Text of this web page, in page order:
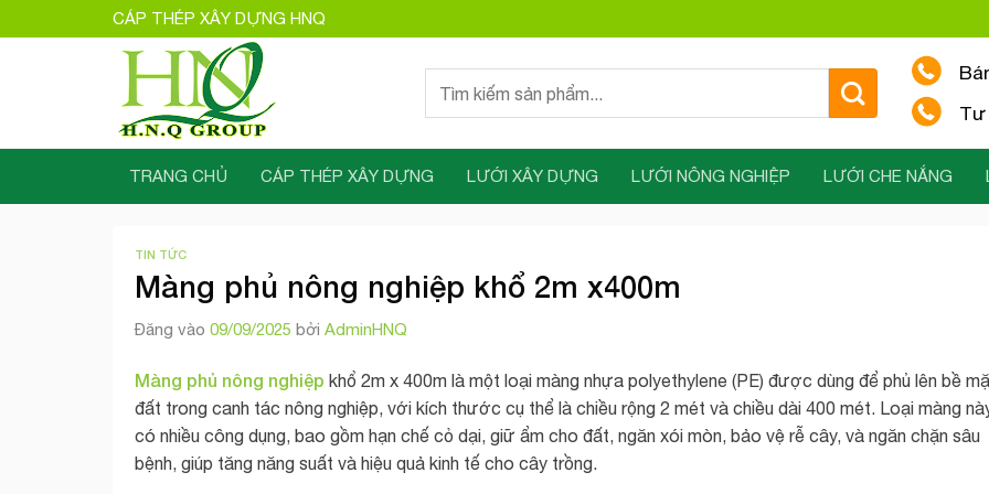
qua
CÁP THÉP XÂY DỰNG HNQ
Tìm
Tư
TRANG CHỦ CÁP THÉP XÂY DỰNG LƯỚI XÂY DỰNG LƯỚI NÔNG NGHIỆP LƯỚI CHE NẮNG
TIN TỨC
Màng phủ nông nghiệp khổ 2m x400m
Đăng vào 09/09/2025 bởi AdminHNQ
Màng phủ nông nghiệp khổ 2m x 400m là một loại màng nhựa polyethylene (PE) được dùng để phủ lên bề
đất trong canh tác nông nghiệp, với kích thước cụ thể là chiều rộng 2 mét và chiều dài 400 mét. Loại màng
có nhiều công dụng, bao gồm hạn chế cỏ dại, giữ ẩm cho đất, ngăn xói mòn, bảo vệ rễ cây, và ngăn chặn sâu
bệnh, giúp tăng năng suất và hiệu quả kinh tế cho cây trồng.